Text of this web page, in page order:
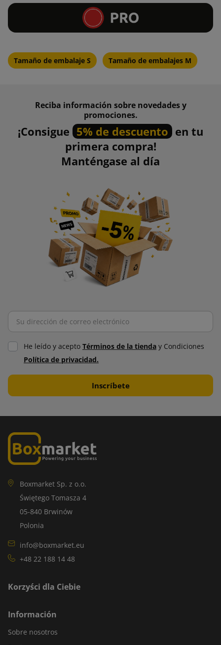
Tamaño de embalaje S Tamaño de embalajes M
Reciba información sobre novedades y
promociones.
¡Consigue 5% de descuento en tu
primera compra!
Manténgase al día
He leído y acepto Términos de la tienda y Condiciones
Política de privacidad.
Boxmarket Sp. z o.o.
Świętego Tomasza 4
05-840 Brwinów
Polonia
info@boxmarket.eu
+48 22 188 14 48
Korzyści dla Ciebie
Información
Sobre nosotros